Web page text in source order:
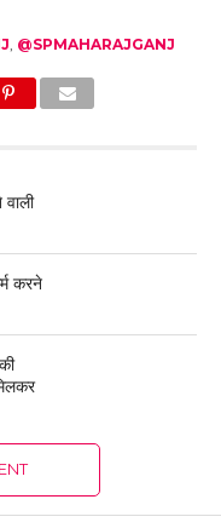
@SPMAHARAJGANJ
करने